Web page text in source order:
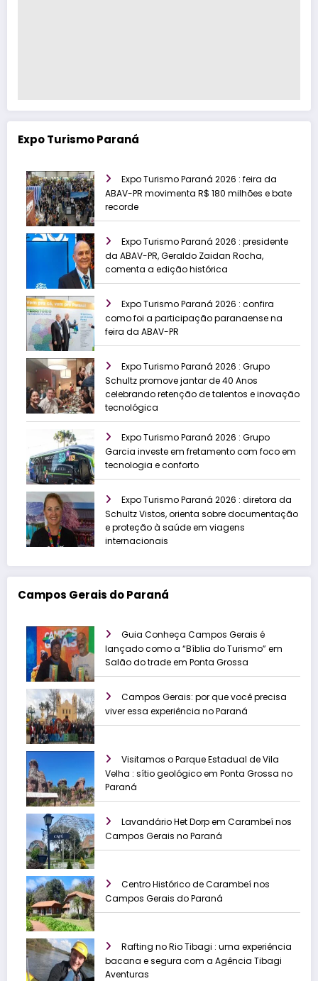
Expo Turismo Paraná
Expo Turismo Paraná 2026 : feira da
ABAV-PR movimenta R$ 180 milhões e bate
recorde
Expo Turismo Paraná 2026 : presidente
da ABAV-PR, Geraldo Zaidan Rocha,
comenta a edição histórica
Expo Turismo Paraná 2026 : confira
como foi a participação paranaense na
feira da ABAV-PR
Expo Turismo Paraná 2026 : Grupo
Schultz promove jantar de 40 Anos
celebrando retenção de talentos e inovação
tecnológica
Expo Turismo Paraná 2026 : Grupo
Garcia investe em fretamento com foco em
tecnologia e conforto
Expo Turismo Paraná 2026 : diretora da
Schultz Vistos, orienta sobre documentação
e proteção à saúde em viagens
internacionais
Campos Gerais do Paraná
Guia Conheça Campos Gerais é
lançado como a “Bíblia do Turismo” em
Salão do trade em Ponta Grossa
Campos Gerais: por que você precisa
viver essa experiência no Paraná
Visitamos o Parque Estadual de Vila
Velha : sítio geológico em Ponta Grossa no
Paraná
Lavandário Het Dorp em Carambeí nos
Campos Gerais no Paraná
Centro Histórico de Carambeí nos
Campos Gerais do Paraná
Rafting no Rio Tibagi : uma experiência
bacana e segura com a Agência Tibagi
Aventuras